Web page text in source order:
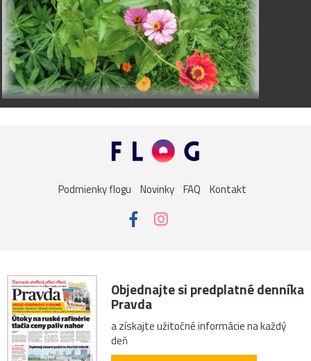
Podmienky flogu Novinky FAQ Kontakt
Objednajte si predplatné denníka
Pravda
a získajte užitočné informácie na každý
deň